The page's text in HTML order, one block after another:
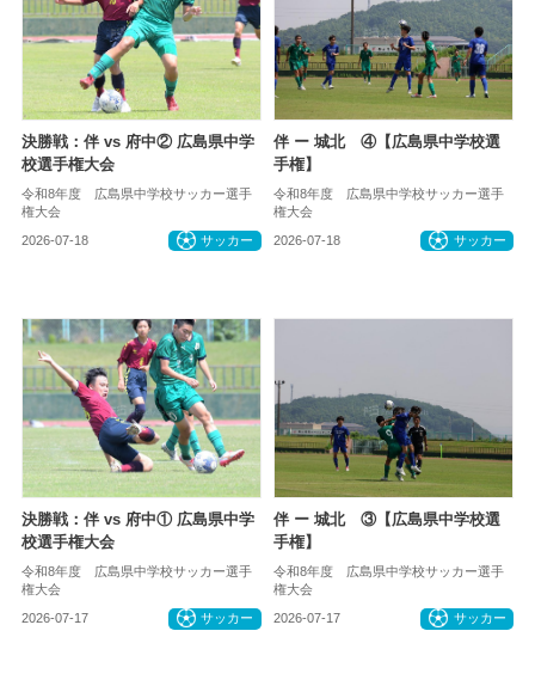
決勝戦：伴 vs 府中② 広島県中学
校選手権大会
令和8年度 広島県中学校サッカー選手
権大会
2026-07-18 サッカー
伴 ー 城北 ④【広島県中学校選
手権】
令和8年度 広島県中学校サッカー選手
権大会
2026-07-18 サッカー
決勝戦：伴 vs 府中① 広島県中学
校選手権大会
令和8年度 広島県中学校サッカー選手
権大会
2026-07-17 サッカー
伴 ー 城北 ③【広島県中学校選
手権】
令和8年度 広島県中学校サッカー選手
権大会
2026-07-17 サッカー